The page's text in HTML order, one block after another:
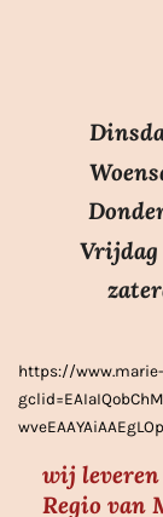
e
n
https://
wij
Regio van